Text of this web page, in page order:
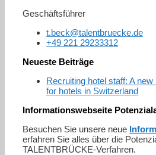
Geschäftsführer
t.beck@talentbruecke.de
+49 221 29233312
Neueste Beiträge
Recruiting hotel staff: A
for hotels in Switzerland
Informationswebseite
Besuchen Sie unsere neue
erfahren Sie alles über die
TALENTBRÜCKE-Verfahren.